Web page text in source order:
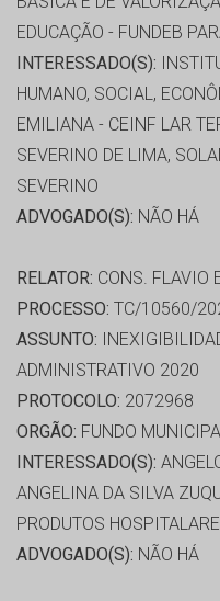
EDUCAÇÃO - FUNDEB
INTERESSADO(S):
HUMANO, SOCIAL,
EMILIANA - CEINF LAR
SEVERINO DE LIMA,
SEVERINO
ADVOGADO(S): NÃO HÁ
RELATOR: CONS. FLAVIO
PROCESSO: TC/10560/
ASSUNTO:
ADMINISTRATIVO 2020
PROTOCOLO: 2072968
ORGÃO: FUNDO
INTERESSADO(S):
ANGELINA DA SILVA
PRODUTOS
ADVOGADO(S): NÃO HÁ